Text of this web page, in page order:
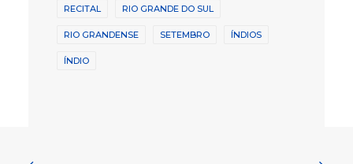
RECITAL RIO GRANDE DO SUL
RIO GRANDENSE SETEMBRO ÍNDIOS
ÍNDIO